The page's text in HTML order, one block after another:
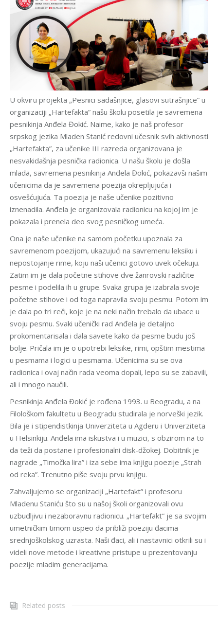
U okviru projekta „Pesnici sadašnjice, glasovi sutrašnjice” u
organizaciji „Hartefakta” našu školu posetila je savremena
pesnikinja Anđela Đokić. Naime, kako je naš profesor
srpskog jezika Mladen Stanić redovni učesnik svih aktivnosti
„Hartefakta”, za učenike III razreda organizovana je
nesvakidašnja pesnička radionica. U našu školu je došla
mlada, savremena pesnikinja Anđela Đokić, pokazavši našim
učenicima da je savremena poezija okrepljujuća i
osvešćujuća. Ta poezija je naše učenike pozitivno
iznenadila. Anđela je organizovala radionicu na kojoj im je
pokazala i prenela deo svog pesničkog umeća.
Ona je naše učenike na samom početku upoznala za
savremenom poezijom, ukazujući na savremenu leksiku i
nepostojanje rime, koju naši učenici gotovo uvek očekuju.
Zatim im je dala početne stihove dve žanrovski različite
pesme i podelila ih u grupe. Svaka grupa je izabrala svoje
početne stihove i od toga napravila svoju pesmu. Potom im
je dala po tri reči, koje je na neki način trebalo da ubace u
svoju pesmu. Svaki učenički rad Anđela je detaljno
prokomentarisala i dala savete kako da pesme budu još
bolje. Pričala im je o upotrebi leksike, rimi, opštim mestima
u pesmama i logici u pesmama. Učenicima su se ova
radionica i ovaj način rada veoma dopali, lepo su se zabavili,
ali i mnogo naučili.
Pesnikinja Anđela Đokić je rođena 1993. u Beogradu, a na
Filološkom fakultetu u Beogradu studirala je norveški jezik.
Bila je i stipendistkinja Univerziteta u Agderu i Univerziteta
u Helsinkiju. Anđela ima iskustva i u muzici, s obzirom na to
da teži da postane i profesionalni disk-džokej. Dobitnik je
nagrade „Timočka lira” i iza sebe ima knjigu poezije „Strah
od reka”. Trenutno piše svoju prvu knjigu.
Zahvaljujemo se organizaciji „Hartefakt” i profesoru
Mladenu Staniću što su u našoj školi organizovali ovu
uzbudljivu i nezaboravnu radionicu. „Hartefakt” je sa svojim
umetničkim timom uspeo da približi poeziju đacima
srednjoškolskog uzrasta. Naši đaci, ali i nastavnici otkrili su i
videli nove metode i kreativne pristupe u prezentovanju
poezije mladim generacijama.
Related posts